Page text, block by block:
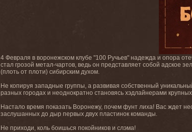
4 Февраля в воронежском клубе "100 Ручьев" надежда и опора
стал грозой метал-чартов, ведь он представляет собой адское
(плоть от плоти) сибирским духом.
Не копируя западные группы, а развивая собственный
разных городах и неоднократно становясь хэдлайнерами
Настало время показать Воронежу, почем фунт лиха! Вас ждет
заслушанных до дыр первых двух пластинок команды.
Не приходи, коль боишься покойников и слэма!